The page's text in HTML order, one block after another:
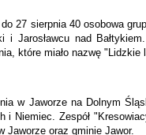
27 sierpnia 40 osobowa
i Jarosławcu nad
które miało nazwę
w Jaworze na Dolnym
i Niemiec. Zespół
Jaworze oraz gminie Jawor.